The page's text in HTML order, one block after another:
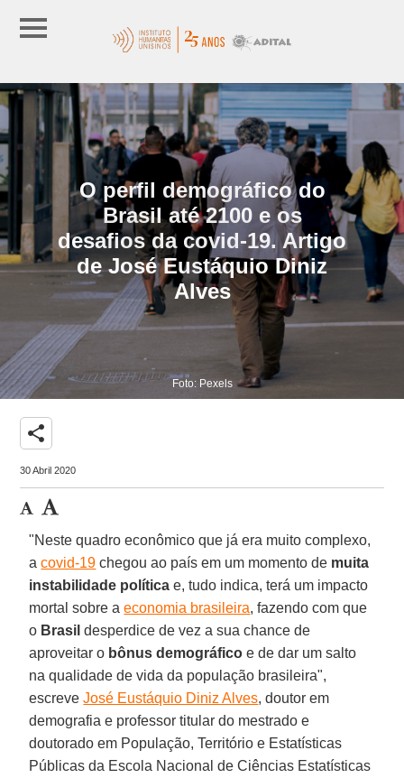
O perfil demográfico do
Brasil até 2100 e os
desafios da covid-19. Artigo
de José Eustáquio Diniz
Alves
Foto: Pexels
share
30 Abril 2020
"Neste quadro econômico que já era muito complexo,
acovid-19 chegou ao país em um momento de muita
instabilidade política e, tudo indica, terá um impacto
mortal sobre aeconomia brasileira, fazendo com que
o Brasil desperdice de vez a sua chance de
aproveitar o bônus demográfico e de dar um salto
na qualidade de vida da população brasileira",
escreveJosé Eustáquio Diniz Alves, doutor em
demografia e professor titular do mestrado e
doutorado em População, Território e Estatísticas
Públicas da Escola Nacional de Ciências Estatísticas